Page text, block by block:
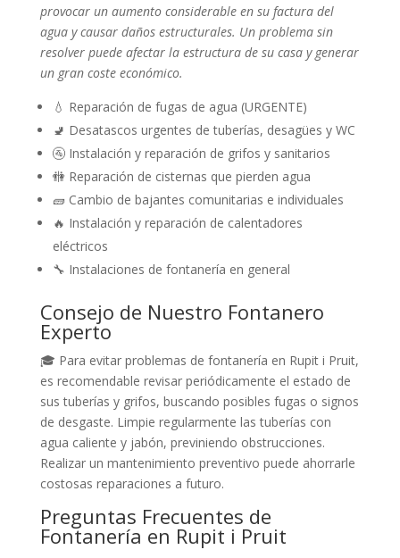
provocar un aumento considerable en su factura del
agua y causar daños estructurales. Un problema sin
resolver puede afectar la estructura de su casa y generar
un gran coste económico.
💧 Reparación de fugas de agua (URGENTE)
🚽 Desatascos urgentes de tuberías, desagües y WC
🚰 Instalación y reparación de grifos y sanitarios
🚻 Reparación de cisternas que pierden agua
🧱 Cambio de bajantes comunitarias e individuales
🔥 Instalación y reparación de calentadores
eléctricos
🔧 Instalaciones de fontanería en general
Consejo de Nuestro Fontanero
Experto
🎓 Para evitar problemas de fontanería en Rupit i Pruit,
es recomendable revisar periódicamente el estado de
sus tuberías y grifos, buscando posibles fugas o signos
de desgaste. Limpie regularmente las tuberías con
agua caliente y jabón, previniendo obstrucciones.
Realizar un mantenimiento preventivo puede ahorrarle
costosas reparaciones a futuro.
Preguntas Frecuentes de
Fontanería en Rupit i Pruit